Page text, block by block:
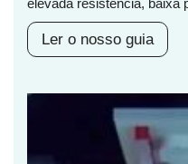
elevada resistência, baixa
Ler o nosso guia